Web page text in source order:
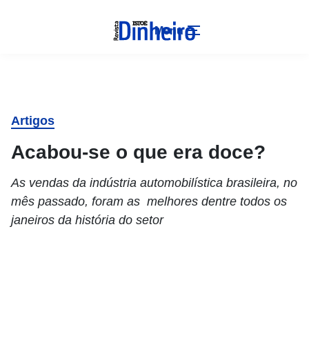
Menu
Artigos
Acabou-se o que era doce?
As vendas da indústria automobilística brasileira, no
mês passado, foram as melhores dentre todos os
janeiros da história do setor